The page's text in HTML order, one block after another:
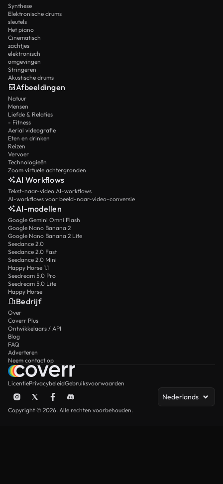
Synthese
Elektronische drums
sleutels
Het piano
Cinematisch
zachtjes
elektronisch
omgevingen
Stringeren
Akustische drums
Afbeeldingen
Natuur
Mensen
Liefde & Relaties
- Fitness
Aerial videografie
Eten en drinken
Reizen
Vervoer
Technologieën
Zoom virtuele achtergronden
AI Workflows
Tekst-naar-video AI-workflows
AI-workflows voor beeld-naar-video-conversie
AI-modellen
Google Gemini Omni Flash
Google Nano Banana 2
Google Nano Banana 2 Lite
Seedance 2.0
Seedance 2.0 Fast
Seedance 2.0 Mini
Happy Horse 1.1
Seedream 5.0 Pro
Seedream 5.0 Lite
Happy Horse
Bedrijf
Over
Coverr Plus
Ontwikkelaars / API
Blog
FAQ
Adverteren
Neem contact op
LicentiePrivacybeleidGebruiksvoorwaarden
Nederlands
Copyright © 2026. Alle rechten voorbehouden.